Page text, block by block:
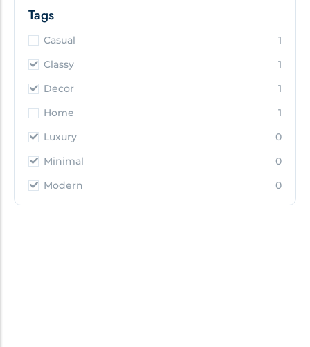
Tags
Casual
1
Classy
1
Decor
1
Home
1
Luxury
0
Minimal
0
Modern
0